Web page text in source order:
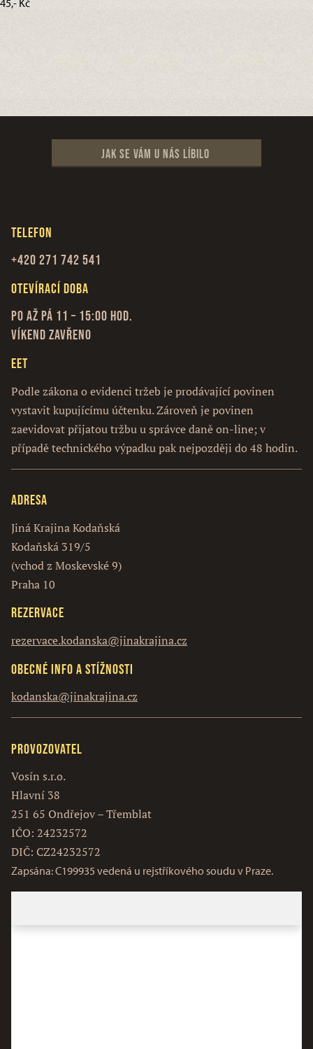
45,- Kč
Jak se vám u nás líbilo
Telefon
+420 271 742 541
Otevírací doba
Po až Pá 11 – 15:00 hod.
Víkend zavřeno
EET
Podle zákona o evidenci tržeb je prodávající povinen
vystavit kupujícímu účtenku. Zároveň je povinen
zaevidovat přijatou tržbu u správce daně on-line; v
případě technického výpadku pak nejpozději do 48 hodin.
Adresa
Jiná Krajina Kodaňská
Kodaňská 319/5
(vchod z Moskevské 9)
Praha 10
Rezervace
rezervace.kodanska@jinakrajina.cz
Obecné info a stížnosti
kodanska@jinakrajina.cz
Provozovatel
Vosín s.r.o.
Hlavní 38
251 65 Ondřejov – Třemblat
IČO: 24232572
DIČ: CZ24232572
Zapsána: C199935 vedená u rejstříkového soudu v Praze.